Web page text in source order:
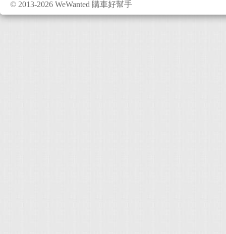
© 2013-2026 WeWanted 購車好幫手